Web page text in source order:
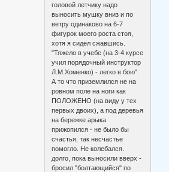
головой летчику надо
выносить мушку вниз и по
ветру одинаково на 6-7
фигурок моего роста стоя,
хотя я сидел сжавшись.
"Тяжело в учебе (на 3-4 курсе
учил порядочный инструктор
Л.М.Хоменко) - легко в бою".
А то что приземлился не на
ровном поле на ноги как
ПОЛОЖЕНО (на виду у тех
первых двоих), а под деревья
на бережке арыка
прижопился - не было бы
счастья, так несчастье
помогло. Не колебался.
долго, пока выносили вверх -
бросил "болтающийся" по